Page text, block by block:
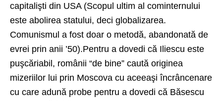
capitalişti din USA (Scopul ultim al cominternului
este abolirea statului, deci globalizarea.
Comunismul a fost doar o metodă, abandonată de
evrei prin anii ’50).Pentru a dovedi că Iliescu este
puşcăriabil, românii “de bine” caută originea
mizeriilor lui prin Moscova cu aceeaşi încrâncenare
cu care adună probe pentru a dovedi că Băsescu